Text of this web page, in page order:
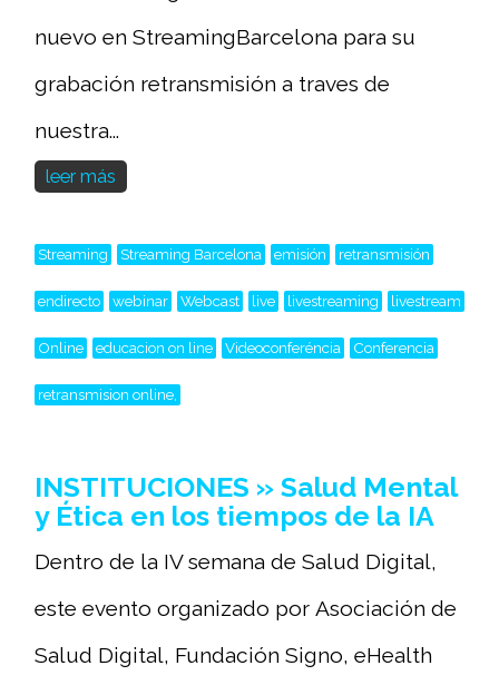
nuevo en StreamingBarcelona para su
grabación retransmisión a traves de
nuestra...
leer más
Streaming Streaming Barcelona emisión retransmisión
endirecto webinar Webcast live livestreaming livestream
Online educacion on line Videoconferéncia Conferencia
retransmision online,
INSTITUCIONES » Salud Mental
y Ética en los tiempos de la IA
Dentro de la IV semana de Salud Digital,
este evento organizado por Asociación de
Salud Digital, Fundación Signo, eHealth